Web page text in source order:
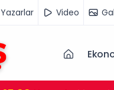
Yazarlar Video